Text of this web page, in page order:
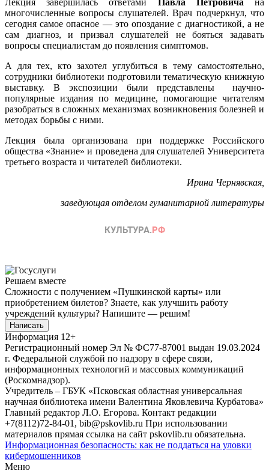
многочисленные вопросы слушателей. Врач подчеркнул, что
сегодня самое опасное — это опоздание с диагностикой, а не
сам диагноз, и призвал слушателей не бояться задавать
вопросы специалистам до появления симптомов.
А для тех, кто захотел углубиться в тему самостоятельно,
сотрудники библиотеки подготовили тематическую книжную
выставку. В экспозиции были представлены научно-
популярные издания по медицине, помогающие читателям
разобраться в сложных механизмах возникновения болезней и
методах борьбы с ними.
Лекция была организована при поддержке Российского
общества «Знание» и проведена для слушателей Университета
третьего возраста и читателей библиотеки.
Ирина Чернявская,
заведующая отделом гуманитарной литературы
Решаем вместе
Сложности с получением «Пушкинской карты» или
приобретением билетов? Знаете, как улучшить работу
учреждений культуры? Напишите — решим!
Написать
Информация 12+
Регистрационный номер Эл № ФС77-87001 выдан 19.03.2024
г. Федеральной службой по надзору в сфере связи,
информационных технологий и массовых коммуникаций
(Роскомнадзор).
Учредитель – ГБУК «Псковская областная универсальная
научная библиотека имени Валентина Яковлевича Курбатова»
Главный редактор Л.О. Егорова. Контакт редакции
+7(8112)72-84-01, bib@pskovlib.ru При использовании
материалов прямая ссылка на сайт pskovlib.ru обязательна.
Информационная безопасность: как не поддаться на уловки
кибермошенников
Меню